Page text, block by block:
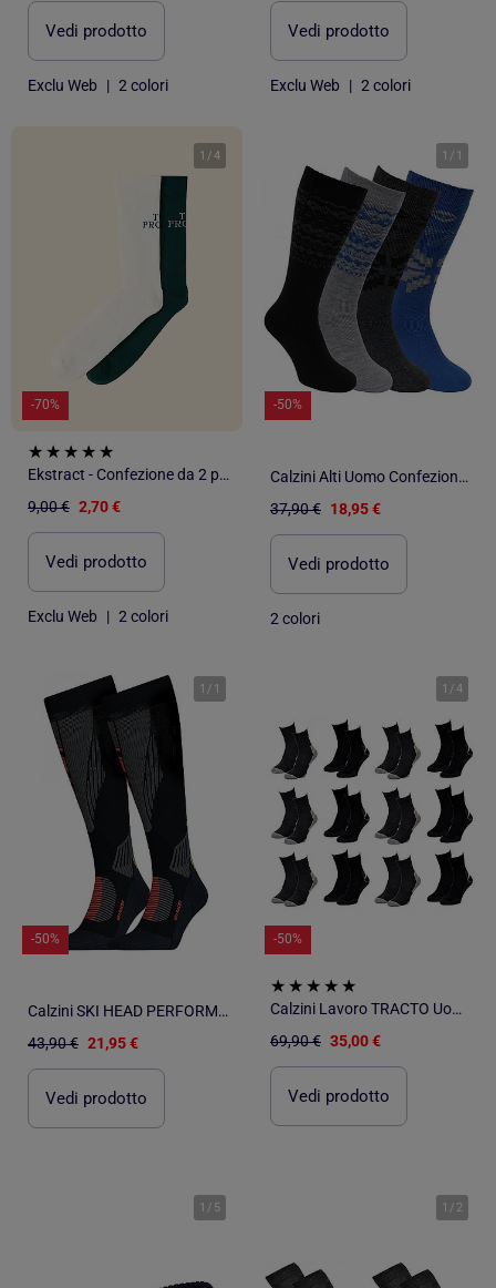
Vedi prodotto
Exclu Web | 2 colori
Vedi prodotto
Exclu Web | 2 colori
1 /4
-70%
Ekstract - Confezione da 2 paia di calze compressive animate
9,00 € 2,70 €
Vedi prodotto
Exclu Web | 2 colori
1 / 1
-50%
Calzini Alti Uomo Confezione da 4
37,90 € 18,95 €
Vedi prodotto
2 colori
1 / 1
-50%
Calzini SKI HEAD PERFORMANCE
43,90 € 21,95 €
Vedi prodotto
1 /4
-50%
Calzini Lavoro TRACTO Uomo Resistenza Qualità Pro - Confezione da 12
69,90 € 35,00 €
Vedi prodotto
1 / 5 1 / 2